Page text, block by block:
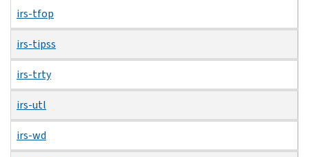
irs-tfop
irs-tipss
irs-trty
irs-utl
irs-wd